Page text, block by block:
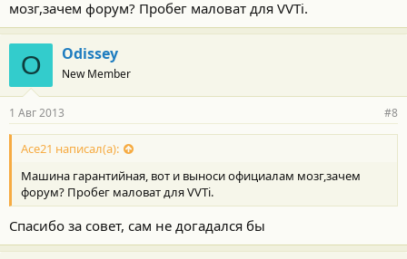
мозг,зачем форум? Пробег маловат для VVTi.
O Odissey
New Member
1 Авг 2013 #8
Ace21 написал(а):
Машина гарантийная, вот и выноси официалам мозг,зачем
форум? Пробег маловат для VVTi.
Спасибо за совет, сам не догадался бы